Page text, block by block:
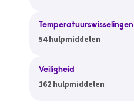
Temperatuurswisselingen
54 hulpmiddelen
Veiligheid
162 hulpmiddelen